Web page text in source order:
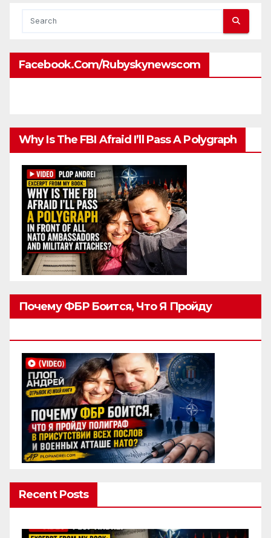
Facebook.com/rubyskynewscom
Why Is The FBI Afraid I’ll Pass A Polygraph
Почему ФБР Боится, Что Я Пройду
Recent Posts